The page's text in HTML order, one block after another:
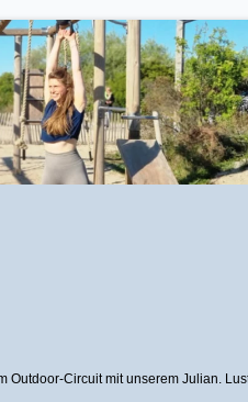
Circuit mit unserem Julian.